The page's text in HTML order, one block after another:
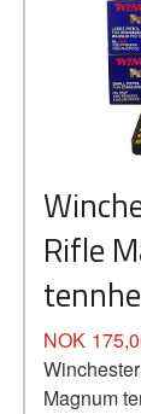
Rifle
Pris
NOK
Magnum